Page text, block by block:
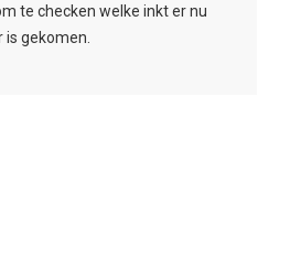
te checken welke inkt er nu
gekomen.